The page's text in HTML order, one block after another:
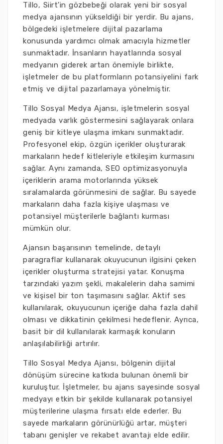
Tillo, Siirt'in gözbebeği olarak yeni bir sosyal
medya ajansının yükseldiği bir yerdir. Bu ajans,
bölgedeki işletmelere dijital pazarlama
konusunda yardımcı olmak amacıyla hizmetler
sunmaktadır. İnsanların hayatlarında sosyal
medyanın giderek artan önemiyle birlikte,
işletmeler de bu platformların potansiyelini fark
etmiş ve dijital pazarlamaya yönelmiştir.
Tillo Sosyal Medya Ajansı, işletmelerin sosyal
medyada varlık göstermesini sağlayarak onlara
geniş bir kitleye ulaşma imkanı sunmaktadır.
Profesyonel ekip, özgün içerikler oluşturarak
markaların hedef kitleleriyle etkileşim kurmasını
sağlar. Aynı zamanda, SEO optimizasyonuyla
içeriklerin arama motorlarında yüksek
sıralamalarda görünmesini de sağlar. Bu sayede
markaların daha fazla kişiye ulaşması ve
potansiyel müşterilerle bağlantı kurması
mümkün olur.
Ajansın başarısının temelinde, detaylı
paragraflar kullanarak okuyucunun ilgisini çeken
içerikler oluşturma stratejisi yatar. Konuşma
tarzındaki yazım şekli, makalelerin daha samimi
ve kişisel bir ton taşımasını sağlar. Aktif ses
kullanılarak, okuyucunun içeriğe daha fazla dahil
olması ve dikkatinin çekilmesi hedeflenir. Ayrıca,
basit bir dil kullanılarak karmaşık konuların
anlaşılabilirliği artırılır.
Tillo Sosyal Medya Ajansı, bölgenin dijital
dönüşüm sürecine katkıda bulunan önemli bir
kuruluştur. İşletmeler, bu ajans sayesinde sosyal
medyayı etkin bir şekilde kullanarak potansiyel
müşterilerine ulaşma fırsatı elde ederler. Bu
sayede markaların görünürlüğü artar, müşteri
tabanı genişler ve rekabet avantajı elde edilir.